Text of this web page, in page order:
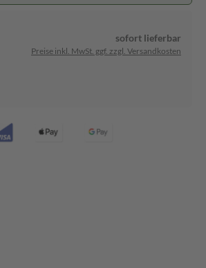
sofort lieferbar
Preise inkl. MwSt. ggf. zzgl. Versandkosten